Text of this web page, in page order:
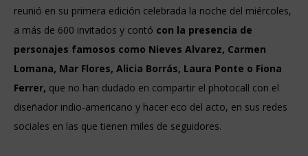
reunió en su primera edición celebrada la noche del miércoles,
a más de 600 invitados y contó con la presencia de
personajes famosos como Nieves Alvarez, Carmen
Lomana, Mar Flores, Alicia Borrás, Laura Ponte o Fiona
Ferrer, que no han dudado en compartir el photocall con el
diseñador indio-americano y hacer eco del acto, en sus redes
sociales en las que tienen miles de seguidores.